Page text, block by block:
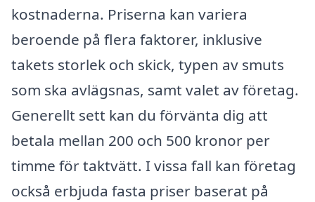
kostnaderna. Priserna kan variera
beroende på flera faktorer, inklusive
takets storlek och skick, typen av smuts
som ska avlägsnas, samt valet av företag.
Generellt sett kan du förvänta dig att
betala mellan 200 och 500 kronor per
timme för taktvätt. I vissa fall kan företag
också erbjuda fasta priser baserat på